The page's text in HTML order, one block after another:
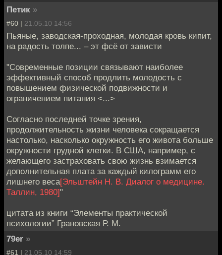
Петик »
#60 | 21.05.10 14:56
Пьяные, заводская-проходная, молодая кровь кипит,
на радость толпе... – эт фсё от зависти
"Современные позиции связывают наиболее
эффективный способ продлить молодость с
повышением физической подвижности и
ограничением питания <...>
Согласно последней точке зрения,
продолжительность жизни человека сокращается
настолько, насколько окружность его живота больше
окружности грудной клетки. В США, например, с
желающего застраховать свою жизнь взимается
дополнительная плата за каждый килограмм его
лишнего веса[Эльштейн Н. В. Диалог о медицине.
Таллин, 1980]"
цитата из книги “Элементы практической
психологии” Грановская Р. М.
79er »
#61 | 21.05.10 14:59